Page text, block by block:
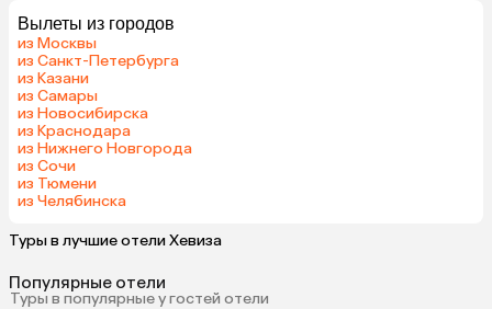
Вылеты из городов
из Москвы
из Санкт-Петербурга
из Казани
из Самары
из Новосибирска
из Краснодара
из Нижнего Новгорода
из Сочи
из Тюмени
из Челябинска
Туры в лучшие отели Хевиза
Популярные отели
Туры в популярные у гостей отели